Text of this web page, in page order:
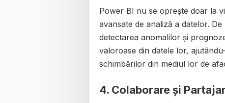
Power BI nu se oprește doar la
avansate de analiză a datelor.
detectarea anomalilor și
valoroase din datele lor,
schimbărilor din mediul lor de
4. Colaborare și